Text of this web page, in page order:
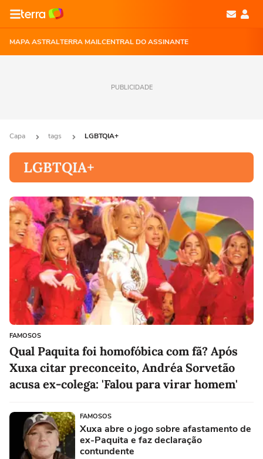
MAPA ASTRALTERRA MAILCENTRAL DO ASSINANTE
PUBLICIDADE
Capa tags LGBTQIA+
LGBTQIA+
FAMOSOS
Qual Paquita foi homofóbica com fã? Após
Xuxa citar preconceito, Andréa Sorvetão
acusa ex-colega: 'Falou para virar homem'
FAMOSOS
Xuxa abre o jogo sobre afastamento de
ex-Paquita e faz declaração
contundente